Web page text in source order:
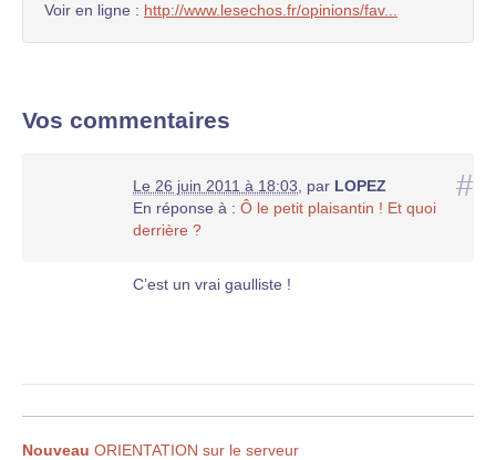
Voir en ligne : http://www.lesechos.fr/opinions/fav...
Vos commentaires
#
Le 26 juin 2011 à 18:03 par LOPEZ
En réponse à : Ô le petit plaisantin ! Et quoi
derrière ?
C’est un vrai gaulliste !
Nouveau ORIENTATION sur le serveur